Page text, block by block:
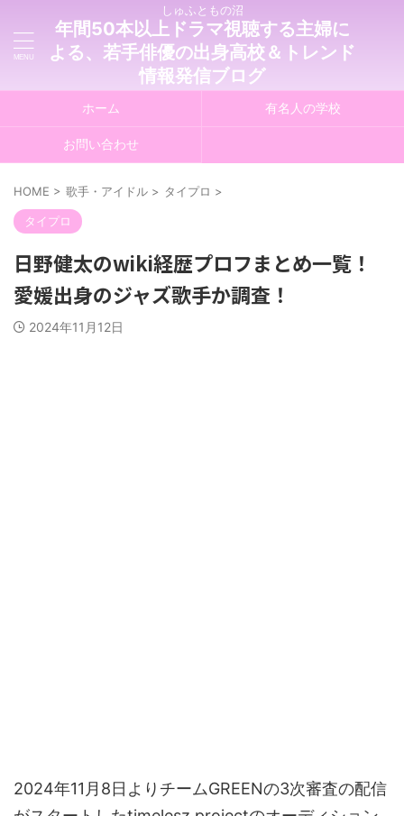
しゅふともの沼
年間50本以上ドラマ視聴する主婦に
よる、若手俳優の出身高校＆トレンド
情報発信ブログ
ホーム 有名人の学校
お問い合わせ
HOME > 歌手・アイドル > タイプロ >
タイプロ
日野健太のwiki経歴プロフまとめ一覧！
愛媛出身のジャズ歌手か調査！
2024年11月12日
2024年11月8日よりチームGREENの3次審査の配信